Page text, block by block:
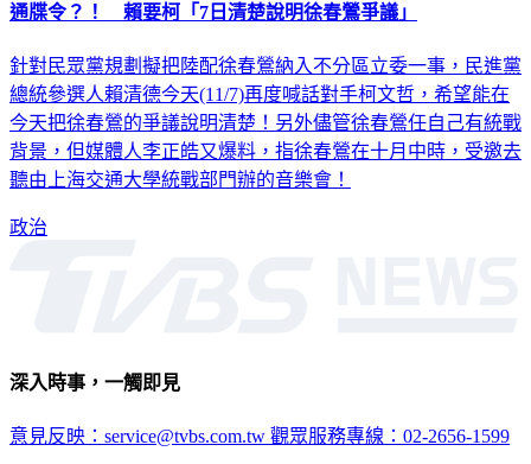
通牒令？！ 賴要柯「7日清楚說明徐春鶯爭議」
針對民眾黨規劃擬把陸配徐春鶯納入不分區立委一事，民進黨
總統參選人賴清德今天(11/7)再度喊話對手柯文哲，希望能在
今天把徐春鶯的爭議說明清楚！另外儘管徐春鶯任自己有統戰
背景，但媒體人李正皓又爆料，指徐春鶯在十月中時，受邀去
聽由上海交通大學統戰部門辦的音樂會！
政治
深入時事，一觸即見
意見反映：service@tvbs.com.tw 觀眾服務專線：02-2656-1599